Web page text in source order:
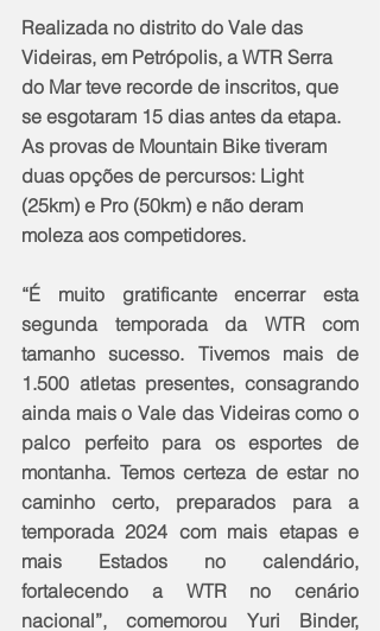
Realizada no distrito do Vale das
Videiras, em Petrópolis, a WTR Serra
do Mar teve recorde de inscritos, que
se esgotaram 15 dias antes da etapa.
As provas de Mountain Bike tiveram
duas opções de percursos: Light
(25km) e Pro (50km) e não deram
moleza aos competidores.
“É muito gratificante encerrar esta
segunda temporada da WTR com
tamanho sucesso. Tivemos mais de
1.500 atletas presentes, consagrando
ainda mais o Vale das Videiras como o
palco perfeito para os esportes de
montanha. Temos certeza de estar no
caminho certo, preparados para a
temporada 2024 com mais etapas e
mais Estados no calendário,
fortalecendo a WTR no cenário
nacional”, comemorou Yuri Binder,